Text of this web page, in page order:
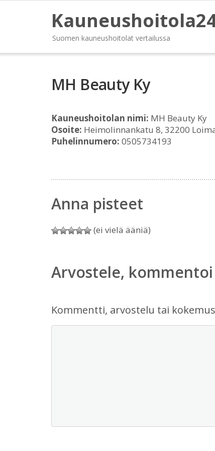
Suomen kauneushoitolat vertailussa
MH Beauty Ky
Kauneushoitolan nimi: MH Beauty Ky
Osoite: Heimolinnankatu 8, 32200
Puhelinnumero: 0505734193
Anna pisteet
(ei vielä ääniä)
Arvostele,
Kommentti, arvostelu tai kokemus